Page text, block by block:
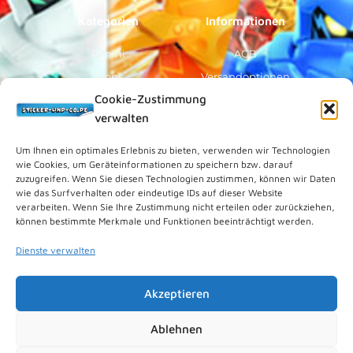
Cookie-Zustimmung
verwalten
Um Ihnen ein optimales Erlebnis zu bieten, verwenden wir Technologien
wie Cookies, um Geräteinformationen zu speichern bzw. darauf
zuzugreifen. Wenn Sie diesen Technologien zustimmen, können wir Daten
wie das Surfverhalten oder eindeutige IDs auf dieser Website
verarbeiten. Wenn Sie Ihre Zustimmung nicht erteilen oder zurückziehen,
können bestimmte Merkmale und Funktionen beeinträchtigt werden.
Dienste verwalten
Akzeptieren
Ablehnen
Kategorien
Panini
Topps
Blue Ocean
Sammelfiguren
Vorverkauf
Informationen
AGB
Versandoptionen
Zahlungsoptionen
Über Uns
Rechtliches
Kundenkonto
Datenschutz
Cookies (EU)
Vertrag widerrufen